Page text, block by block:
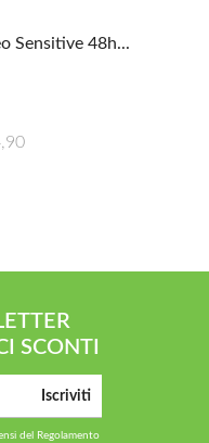
Sensitive 48h...
SCONTI
Iscriviti
del Regolamento